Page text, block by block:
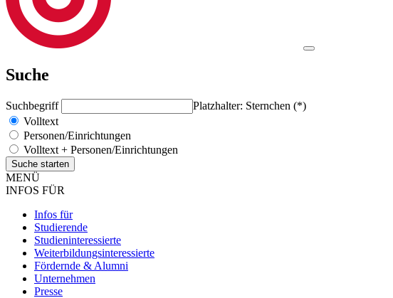
Suche
Suchbegriff
Platzhalter: Sternchen (*)
Volltext
Personen/Einrichtungen
Volltext + Personen/Einrichtungen
MENÜ
INFOS FÜR
Infos für
Studierende
Studieninteressierte
Weiterbildungsinteressierte
Fördernde & Alumni
Unternehmen
Presse